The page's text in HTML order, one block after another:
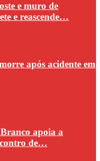
e muro de
e reascende…
após acidente em
apoia a
de…